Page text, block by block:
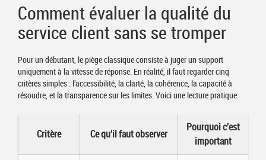
Comment évaluer la qualité du
service client sans se tromper
Pour un débutant, le piège classique consiste à juger un support
uniquement à la vitesse de réponse. En réalité, il faut regarder cinq
critères simples : l’accessibilité, la clarté, la cohérence, la capacité à
résoudre, et la transparence sur les limites. Voici une lecture pratique.
Critère Ce qu’il faut observer
Pourquoi c’est
important